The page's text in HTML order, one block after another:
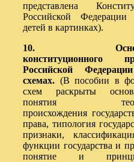
представлена
Российской Федерации
детей в картинках).
10.
конституционного
Российской
схемах. (В пособии в
схем раскрыты
понятия
происхождения
права, типология
признаки,
функции государства и
понятие и